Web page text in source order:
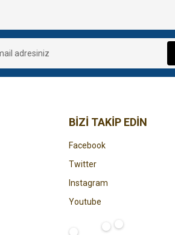
BİZİ TAKİP EDİN
Facebook
Twitter
Instagram
Youtube